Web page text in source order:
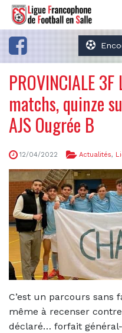
PROVINCIALE
matchs, quinze
AJS Ougrée B
12/04/2022 Actualités,
C’est un parcours sans
même à recenser
déclaré… forfait